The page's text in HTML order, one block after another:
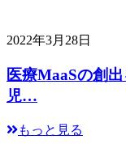
2022年3月28日
医療MaaSの創
児…
もっと見る